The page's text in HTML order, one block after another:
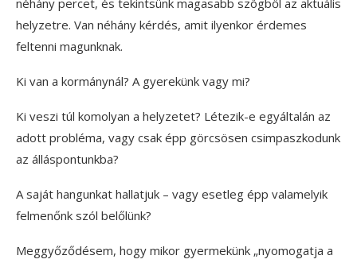
néhány percet, és tekintsünk magasabb szögből az aktuális
helyzetre. Van néhány kérdés, amit ilyenkor érdemes
feltenni magunknak.
Ki van a kormánynál? A gyerekünk vagy mi?
Ki veszi túl komolyan a helyzetet? Létezik-e egyáltalán az
adott probléma, vagy csak épp görcsösen csimpaszkodunk
az álláspontunkba?
A saját hangunkat hallatjuk – vagy esetleg épp valamelyik
felmenőnk szól belőlünk?
Meggyőződésem, hogy mikor gyermekünk „nyomogatja a